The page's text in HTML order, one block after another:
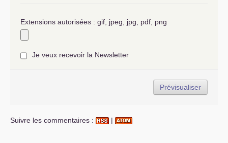
Extensions autorisées : gif, jpeg, jpg, pdf, png
Je veux recevoir la Newsletter
Suivre les commentaires : |